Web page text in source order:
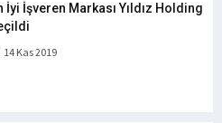
İyi İşveren Markası Yıldız Holding
14 Kas 2019